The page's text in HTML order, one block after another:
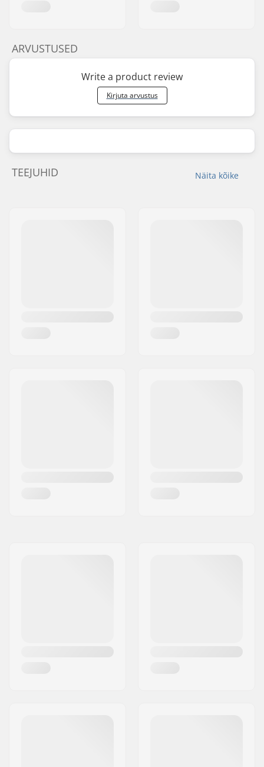
ARVUSTUSED
Write a product review
Kirjuta arvustus
Näita kõike
TEEJUHID